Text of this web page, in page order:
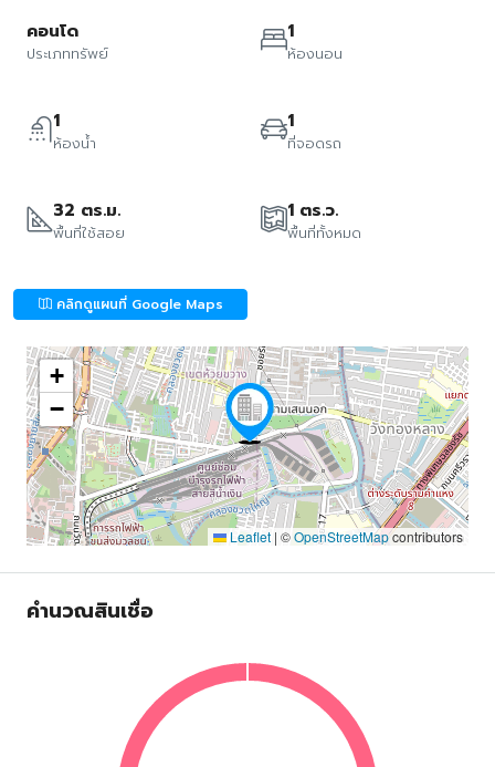
คอนโด
ประเภททรัพย์
1
ห้องนอน
1
ห้องน้ำ
1
ที่จอดรถ
32 ตร.ม.
พื้นที่ใช้สอย
1 ตร.ว.
พื้นที่ทั้งหมด
คลิกดูแผนที่ Google Maps
+
−
Leaflet | ©OpenStreetMapcontributors
คำนวณสินเชื่อ